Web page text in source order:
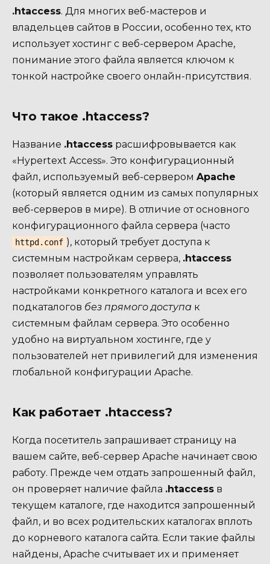
.htaccess. Для многих веб-мастеров и
владельцев сайтов в России, особенно тех, кто
использует хостинг с веб-сервером Apache,
понимание этого файла является ключом к
тонкой настройке своего онлайн-присутствия.
Что такое .htaccess?
Название .htaccess расшифровывается как
«Hypertext Access». Это конфигурационный
файл, используемый веб-сервером Apache
(который является одним из самых популярных
веб-серверов в мире). В отличие от основного
конфигурационного файла сервера (часто
httpd.conf ), который требует доступа к
системным настройкам сервера, .htaccess
позволяет пользователям управлять
настройками конкретного каталога и всех его
подкаталогов без прямого доступа к
системным файлам сервера. Это особенно
удобно на виртуальном хостинге, где у
пользователей нет привилегий для изменения
глобальной конфигурации Apache.
Как работает .htaccess?
Когда посетитель запрашивает страницу на
вашем сайте, веб-сервер Apache начинает свою
работу. Прежде чем отдать запрошенный файл,
он проверяет наличие файла .htaccess в
текущем каталоге, где находится запрошенный
файл, и во всех родительских каталогах вплоть
до корневого каталога сайта. Если такие файлы
найдены, Apache считывает их и применяет